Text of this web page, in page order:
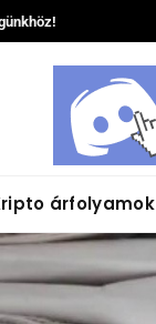
árfolyamok